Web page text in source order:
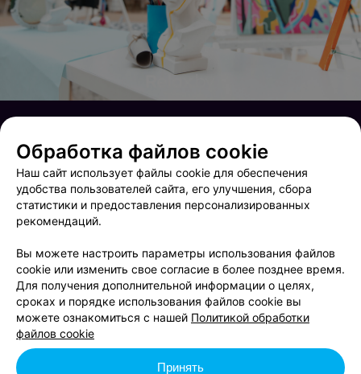
Friday party Friday Music
Обработка файлов cookie
Наш сайт использует файлы cookie для обеспечения
удобства пользователей сайта, его улучшения, сбора
статистики и предоставления персонализированных
рекомендаций.
Вы можете настроить параметры использования файлов
cookie или изменить свое согласие в более позднее время.
Для получения дополнительной информации о целях,
сроках и порядке использования файлов cookie вы
можете ознакомиться с нашей Политикой обработки
файлов cookie
Принять